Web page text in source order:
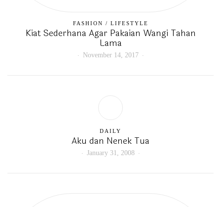
FASHION / LIFESTYLE
Kiat Sederhana Agar Pakaian Wangi Tahan
Lama
November 14, 2017
DAILY
Aku dan Nenek Tua
January 31, 2008